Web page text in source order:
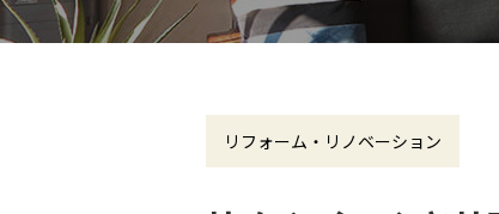
リフォーム・リノベーション